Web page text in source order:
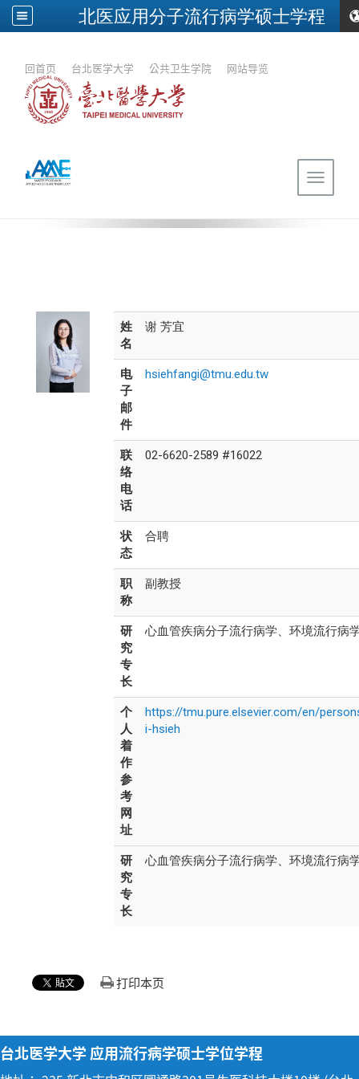
北医应用分子流行病学硕士学程
回首页 台北医学大学 公共卫生学院 网站导览
Toggle
姓
名
谢 芳宜
电
子
邮
件
hsiehfangi@tmu.edu.tw
联
络
电
话
02-6620-2589 #16022
状
态
合聘
职
称
副教授
研
究
专
长
心血管疾病分子流行病学、环境流行病
个
人
着
作
参
考
网
址
https://tmu.pure.elsevier.com/en/
i-hsieh
研
究
专
长
心血管疾病分子流行病学、环境流行病
打印本页
台北医学大学 应用流行病学硕士学位学程